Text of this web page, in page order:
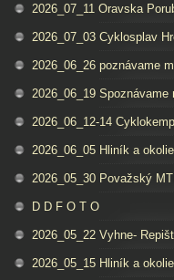
2026_07_11 Oravska
2026_07_03 Cyklosplav
2026_06_26 poznávame
2026_06_19 Spoznávame
2026_06_12-14
2026_06_05 Hliník a okolie
2026_05_30 Považský
D D F O T O
2026_05_22 Vyhne-
2026_05_15 Hliník a okolie